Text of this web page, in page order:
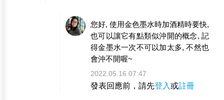
您好, 使用金色墨水時加酒精時要快,
也可以讓它有點類似沖開的概念, 記
得金墨水一次不可以加太多, 不然也
會沖不開喔~
2022.05.16 07:47
發表回應前，請先登入或註冊